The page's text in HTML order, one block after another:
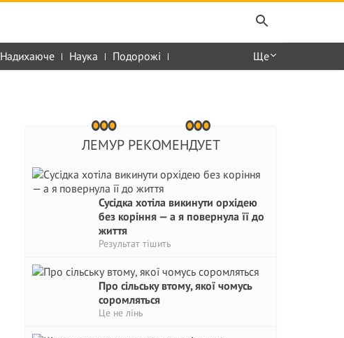
Надихаюче Наука Подорожі Ще
ЛЕМУР РЕКОМЕНДУЕТ
Сусідка хотіла викинути орхідею
без коріння — а я повернула її до
життя
Результат тішить
Про сільську втому, якої чомусь
соромляться
Це не лінь